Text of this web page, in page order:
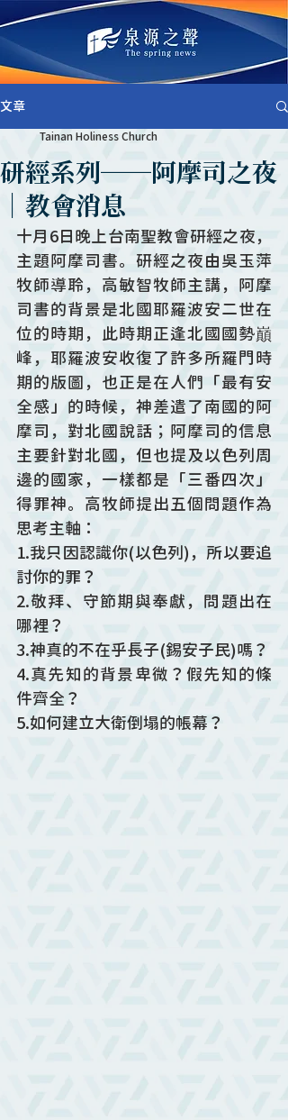
文章
研經系列──阿摩司之夜
｜教會消息
Tainan Holiness Church
十月6日晚上台南聖教會研經之夜，
主題阿摩司書。研經之夜由吳玉萍
牧師導聆，高敏智牧師主講，阿摩
司書的背景是北國耶羅波安二世在
位的時期，此時期正逢北國國勢巔
峰，耶羅波安收復了許多所羅門時
期的版圖，也正是在人們「最有安
全感」的時候，神差遣了南國的阿
摩司，對北國說話；阿摩司的信息
主要針對北國，但也提及以色列周
邊的國家，一樣都是「三番四次」
得罪神。高牧師提出五個問題作為
思考主軸：
1.我只因認識你(以色列)，所以要追
討你的罪？
2.敬拜、守節期與奉獻，問題出在
哪裡？
3.神真的不在乎長子(錫安子民)嗎？
4.真先知的背景卑微？假先知的條
件齊全？
5.如何建立大衛倒塌的帳幕？